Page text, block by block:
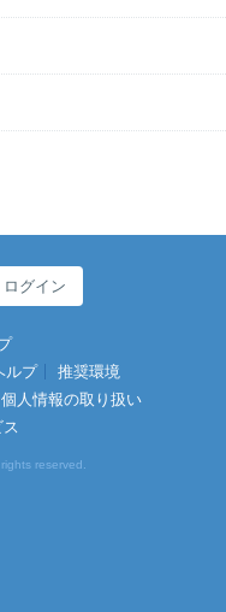
ログイン
ルプ
推奨環境
個人情報の取り扱い
reserved.